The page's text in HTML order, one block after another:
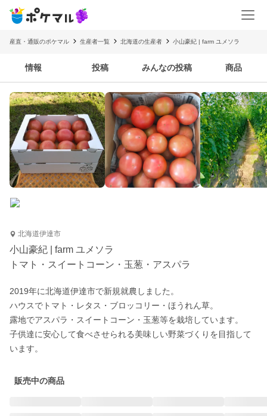
産直・通販のポケマル 生産者一覧 北海道の生産者 小山豪紀 | farm ユメソラ
情報 投稿 みんなの投稿 商品
北海道伊達市
小山豪紀 | farm ユメソラ
トマト・スイートコーン・玉葱・アスパラ
2019年に北海道伊達市で新規就農しました。
ハウスでトマト・レタス・ブロッコリー・ほうれん草。
露地でアスパラ・スイートコーン・玉葱等を栽培しています。
子供達に安心して食べさせられる美味しい野菜づくりを目指して
います。
販売中の商品